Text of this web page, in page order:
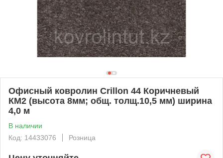
Офисный ковролин Crillon 44 Коричневый
КМ2 (высота 8мм; общ. толщ.10,5 мм) ширина
4,0 м
В наличии
Код: 14433076
Розница